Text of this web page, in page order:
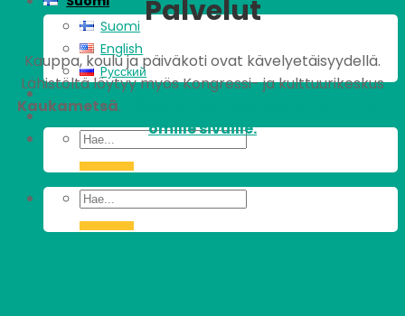
Suomi
English
Pусский
Palvelut
Kauppa, koulu ja päiväkoti ovat kävelyetäisyydellä.
Lähistöltä löytyy myös Kongressi- ja kulttuurikeskus
Kaukametsä.
omille sivuille.